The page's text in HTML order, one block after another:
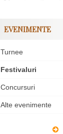
EVENIMENTE
Turnee
Festivaluri
Concursuri
Alte evenimente